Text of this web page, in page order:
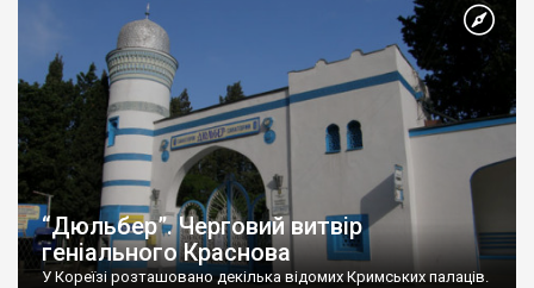
“Дюльбер”. Черговий витвір
геніального Краснова
У Кореїзі розташовано декілька відомих Кримських палаців.